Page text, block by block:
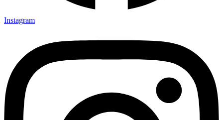
Instagram